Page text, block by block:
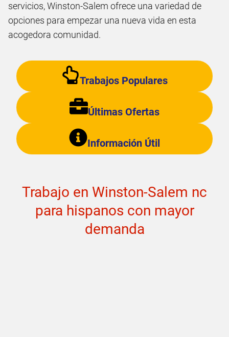
servicios, Winston-Salem ofrece una variedad de
opciones para empezar una nueva vida en esta
acogedora comunidad.
Trabajos Populares
Últimas Ofertas
Información Útil
Trabajo en Winston-Salem nc
para hispanos con mayor
demanda